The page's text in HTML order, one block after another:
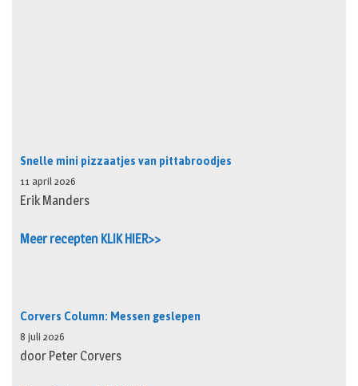
Snelle mini pizzaatjes van pittabroodjes
11 april 2026
Erik Manders
Meer recepten KLIK HIER>>
Corvers Column: Messen geslepen
8 juli 2026
door Peter Corvers